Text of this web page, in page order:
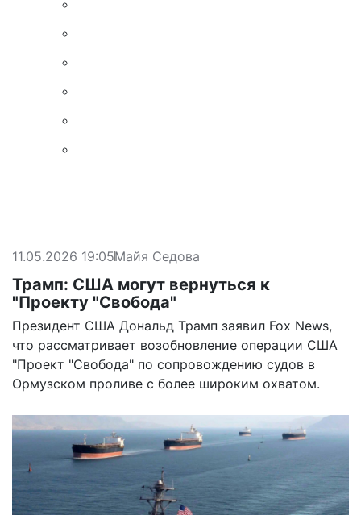
11.05.2026 19:05Майя Седова
Трамп: США могут вернуться к
"Проекту "Свобода"
Президент США Дональд Трамп заявил Fox News,
что рассматривает возобновление операции США
"Проект "Свобода" по сопровождению судов в
Ормузском проливе с более широким охватом.